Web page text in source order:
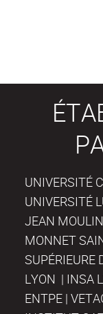
UNIVERSITÉ
UNIVERSITÉ
JEAN
MONNET
SUPÉRIEURE
LYON | INSA
ENTPE |